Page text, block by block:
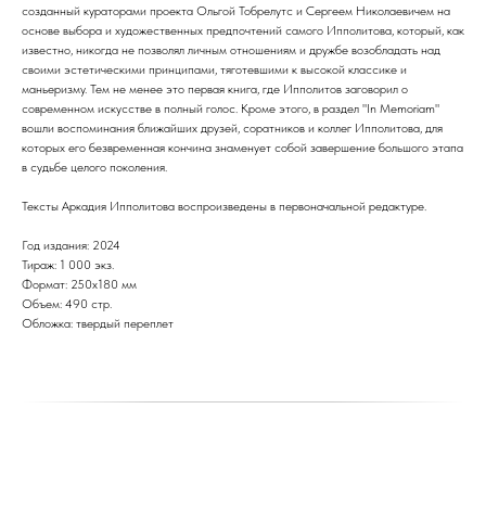
созданный кураторами проекта Ольгой Тобрелутс и Сергеем Николаевичем на
основе выбора и художественных предпочтений самого Ипполитова, который, как
известно, никогда не позволял личным отношениям и дружбе возобладать над
своими эстетическими принципами, тяготевшими к высокой классике и
маньеризму. Тем не менее это первая книга, где Ипполитов заговорил о
современном искусстве в полный голос. Кроме этого, в раздел "In Memoriam"
вошли воспоминания ближайших друзей, соратников и коллег Ипполитова, для
которых его безвременная кончина знаменует собой завершение большого этапа
в судьбе целого поколения.
Тексты Аркадия Ипполитова воспроизведены в первоначальной редактуре.
Год издания: 2024
Тираж: 1 000 экз.
Формат: 250х180 мм
Объем: 490 стр.
Обложка: твердый переплет